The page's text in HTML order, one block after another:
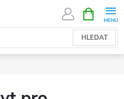
HLEDAT
NÁKUPNÍ
KOŠÍK